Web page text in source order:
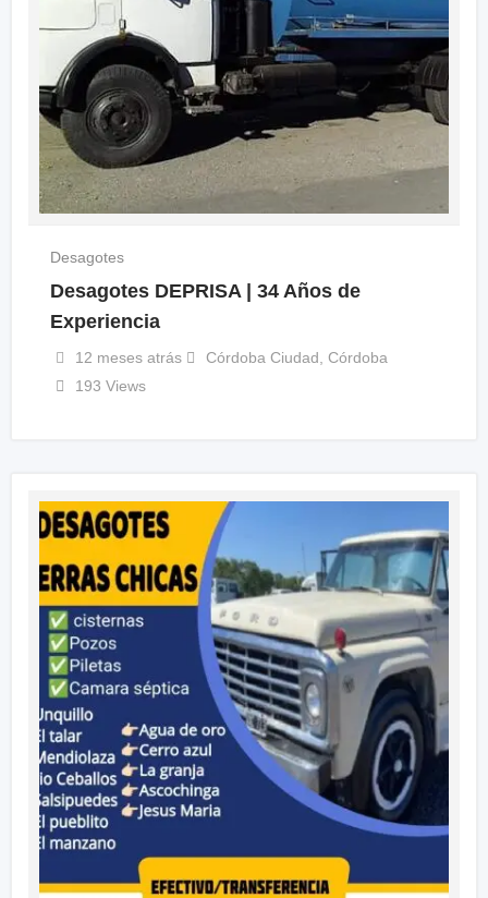
Desagotes
Desagotes DEPRISA | 34 Años de
Experiencia
12 meses atrás Córdoba Ciudad, Córdoba
193 Views